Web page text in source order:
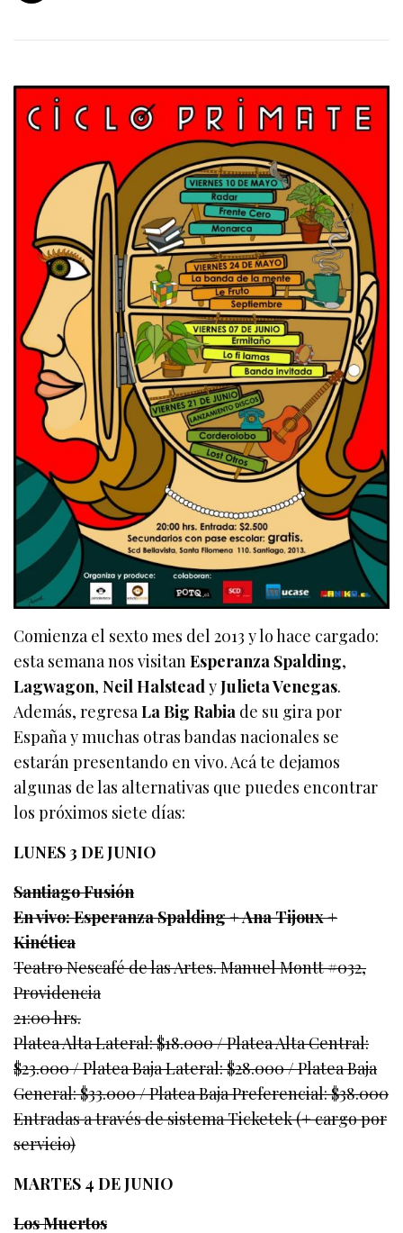
Comienza el sexto mes del 2013 y lo hace cargado:
esta semana nos visitanEsperanza Spalding,
Lagwagon,Neil HalsteadyJulieta Venegas.
Además, regresaLa Big Rabia de su gira por
España y muchas otras bandas nacionales se
estarán presentando en vivo. Acá te dejamos
algunas de las alternativas que puedes encontrar
los próximos siete días:
LUNES 3 DE JUNIO
Santiago Fusión
En vivo: Esperanza Spalding + Ana Tijoux +
Kinética
Teatro Nescafé de las Artes. Manuel Montt #032,
Providencia
21:00 hrs.
Platea Alta Lateral: $18.000 / Platea Alta Central:
$23.000 / Platea Baja Lateral: $28.000 / Platea Baja
General: $33.000 / Platea Baja Preferencial: $38.000
Entradas a través de sistema Ticketek (+ cargo por
servicio)
MARTES 4 DE JUNIO
Los Muertos